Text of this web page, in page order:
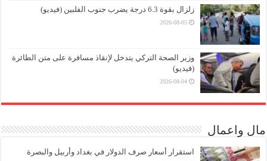
زلزال بقوة 6.3 درجة يضرب جنوب الفلبين (فيديو)
2026-08-05
وزير الصحة التركي يتدخل لإنقاذ مسافرة على متن الطائرة
(فيديو)
2026-08-04
مال واعمال
استقرار أسعار صرف الدولار في بغداد وأربيل والبصرة